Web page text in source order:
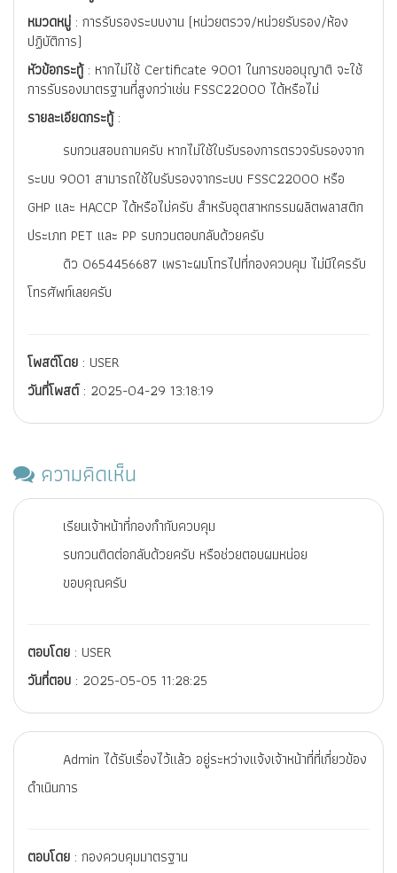
หมวดหมู่ : การรับรองระบบงาน (หน่วยตรวจ/หน่วยรับรอง/ห้อง
ปฏิบัติการ)
หัวข้อกระทู้ : หากไม่ใช้ Certificate 9001 ในการขออนุญาติ จะใช้
การรับรองมาตรฐานที่สูงกว่าเช่น FSSC22000 ได้หรือไม่
รายละเอียดกระทู้ :
รบกวนสอบถามครับ หากไม่ใช้ใบรับรองการตรวจรับรองจาก
ระบบ 9001 สามารถใช้ใบรับรองจากระบบ FSSC22000 หรือ
GHP และ HACCP ได้หรือไม่ครับ สำหรับอุตสาหกรรมผลิตพลาสติก
ประเภท PET และ PP รบกวนตอบกลับด้วยครับ
ดิว 0654456687 เพราะผมโทรไปที่กองควบคุม ไม่มีใครรับ
โทรศัพท์เลยครับ
โพสต์โดย : USER
วันที่โพสต์: 2025-04-29 13:18:19
ความคิดเห็น
เรียนเจ้าหน้าที่กองกำกับควบคุม
รบกวนติดต่อกลับด้วยครับ หรือช่วยตอบผมหน่อย
ขอบคุณครับ
ตอบโดย : USER
วันที่ตอบ : 2025-05-05 11:28:25
Admin ได้รับเรื่องไว้แล้ว อยู่ระหว่างแจ้งเจ้าหน้าที่ที่เกี่ยวข้อง
ดำเนินการ
ตอบโดย : กองควบคุมมาตรฐาน